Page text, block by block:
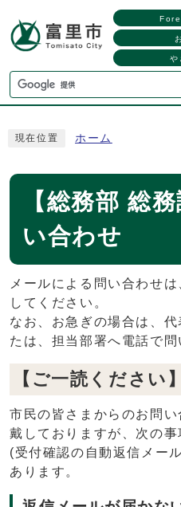
や
現在位置 ホーム
【総務部 総
い合わせ
メールによる問い合わせ
してください。
なお、お急ぎの場合は、
たは、担当部署へ電話で問
【ご一読ください】
市民の皆さまからのお問
戴しておりますが、次の
(受付確認の自動返信メー
あります。